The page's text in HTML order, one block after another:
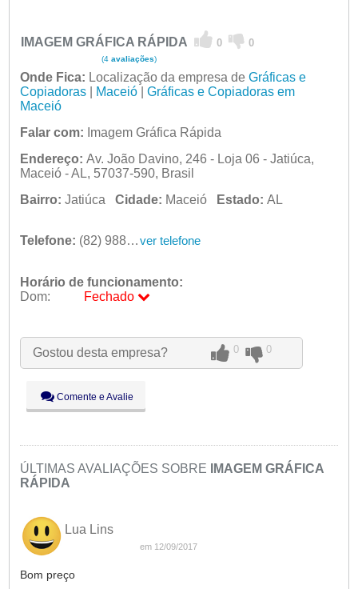
IMAGEM GRÁFICA RÁPIDA 0 0
(4 avaliações)
Onde Fica: Localização da empresa de Gráficas e
Copiadoras| Maceió| Gráficas e Copiadoras em
Maceió
Falar com: Imagem Gráfica Rápida
Endereço: Av. João Davino, 246 - Loja 06 - Jatiúca,
Maceió - AL, 57037-590, Brasil
Bairro: Jatiúca Cidade: Maceió Estado: AL
Telefone: (82) 98806-5084 ver telefone
Horário de funcionamento:
Dom:
Fechado
Ter:
09:00 - 18:00
Qua:
09:00 - 18:00
Sex:
09:00 - 18:00
Sáb:
Fechado
Gostou desta empresa? 0 0
Comente e Avalie
ÚLTIMAS AVALIAÇÕES SOBRE
IMAGEM GRÁFICA
RÁPIDA
Lua Lins
em 12/09/2017
Bom preço